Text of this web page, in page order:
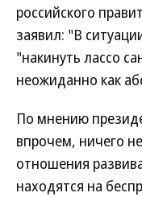
российского
заявил: "В
"накинуть лассо
неожиданно как
По мнению
впрочем, ничего
отношения
находятся на